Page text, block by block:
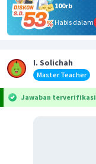
100rb
Habis dalam
I. Solichah
Master Teacher
Jawaban terverifikasi